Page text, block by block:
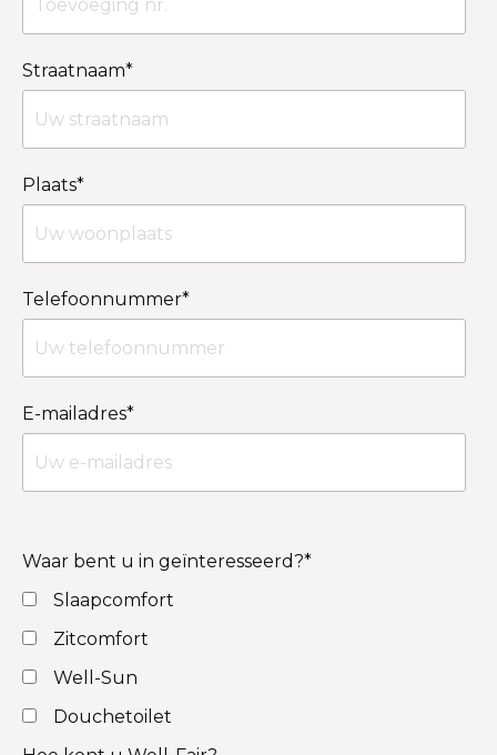
Straatnaam*
Plaats*
Telefoonnummer*
E-mailadres*
Waar bent u in geïnteresseerd?*
Slaapcomfort
Zitcomfort
Well-Sun
Douchetoilet